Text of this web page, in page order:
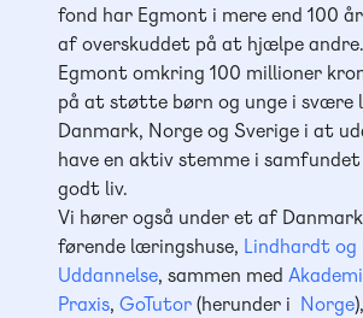
fond har Egmont i mere end 100
af overskuddet på at hjælpe
Egmont omkring 100 millioner
på at støtte børn og unge i svære
Danmark, Norge og Sverige i at
have en aktiv stemme i
godt liv.
Vi hører også under et af
førende læringshuse, Lindhardt og
Uddannelse, sammen med
Praxis, GoTutor(herunder i Norge),